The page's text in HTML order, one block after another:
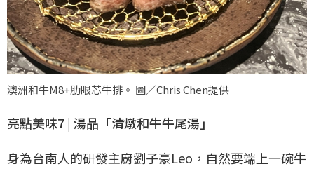
澳洲和牛M8+肋眼芯牛排。 圖／Chris Chen提供
亮點美味7 | 湯品「清燉和牛牛尾湯」
身為台南人的研發主廚劉子豪Leo，自然要端上一碗牛